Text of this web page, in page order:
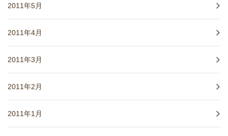
2011年5月
2011年4月
2011年3月
2011年2月
2011年1月